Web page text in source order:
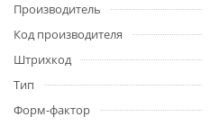
Производитель
Код производителя
Штрихкод
Тип
Форм-фактор